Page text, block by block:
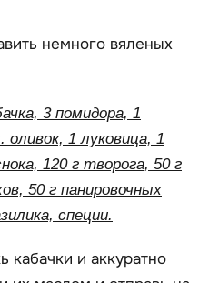
немного вяленых
3 помидора, 1
оливок, 1 луковица, 1
120 г творога, 50 г
50 г панировочных
специи.
кабачки и аккуратно